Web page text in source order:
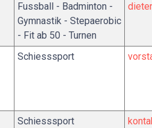
Fussball - Badminton -
Gymnastik - Stepaerobic
- Fit ab 50 - Turnen
Schiesssport
Schiesssport